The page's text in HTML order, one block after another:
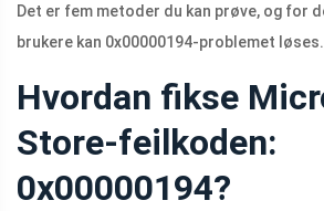
Det er fem metoder du kan prøve, og for
brukere kan 0x00000194-problemet løses.
Hvordan fikse
Store-feilkoden:
0x00000194?